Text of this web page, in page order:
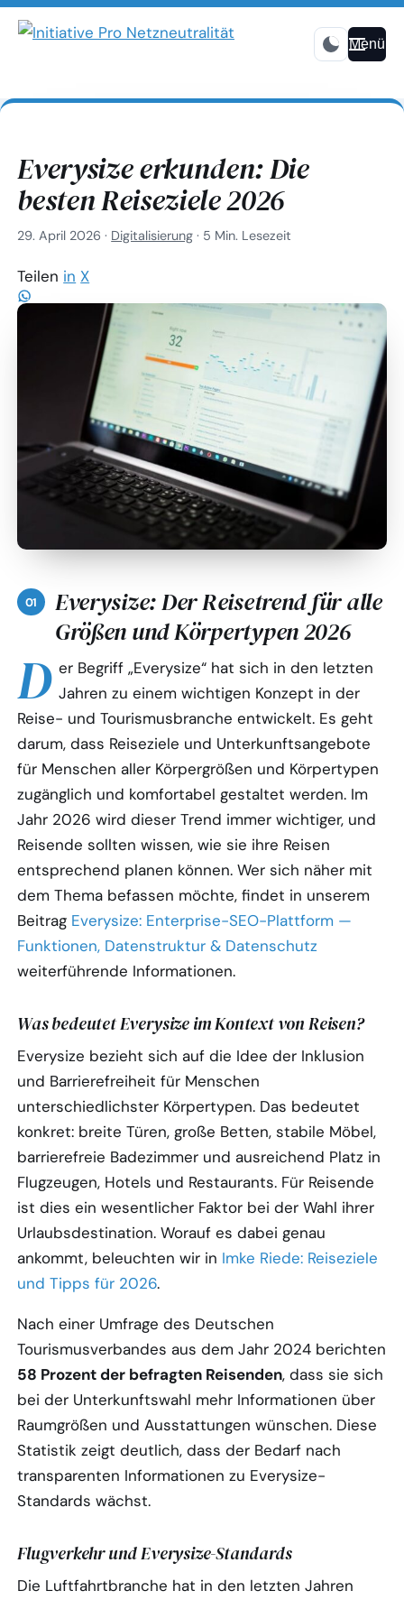
Menü
Everysize erkunden: Die
besten Reiseziele 2026
29. April 2026 · Digitalisierung · 5 Min. Lesezeit
Teilen in X
Everysize: Der Reisetrend für alle
Größen und Körpertypen 2026
D er Begriff „Everysize“ hat sich in den letzten
Jahren zu einem wichtigen Konzept in der
Reise- und Tourismusbranche entwickelt. Es geht
darum, dass Reiseziele und Unterkunftsangebote
für Menschen aller Körpergrößen und Körpertypen
zugänglich und komfortabel gestaltet werden. Im
Jahr 2026 wird dieser Trend immer wichtiger, und
Reisende sollten wissen, wie sie ihre Reisen
entsprechend planen können. Wer sich näher mit
dem Thema befassen möchte, findet in unserem
Beitrag Everysize: Enterprise-SEO-Plattform —
Funktionen, Datenstruktur & Datenschutz
weiterführende Informationen.
Was bedeutet Everysize im Kontext von Reisen?
Everysize bezieht sich auf die Idee der Inklusion
und Barrierefreiheit für Menschen
unterschiedlichster Körpertypen. Das bedeutet
konkret: breite Türen, große Betten, stabile Möbel,
barrierefreie Badezimmer und ausreichend Platz in
Flugzeugen, Hotels und Restaurants. Für Reisende
ist dies ein wesentlicher Faktor bei der Wahl ihrer
Urlaubsdestination. Worauf es dabei genau
ankommt, beleuchten wir in Imke Riede: Reiseziele
und Tipps für 2026.
Nach einer Umfrage des Deutschen
Tourismusverbandes aus dem Jahr 2024 berichten
58 Prozent der befragten Reisenden, dass sie sich
bei der Unterkunftswahl mehr Informationen über
Raumgrößen und Ausstattungen wünschen. Diese
Statistik zeigt deutlich, dass der Bedarf nach
transparenten Informationen zu Everysize-
Standards wächst.
Flugverkehr und Everysize-Standards
Die Luftfahrtbranche hat in den letzten Jahren